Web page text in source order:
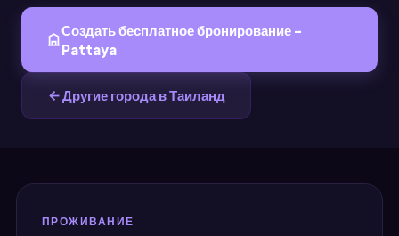
Создать бесплатное бронирование -
Pattaya
Другие города в Таиланд
ПРОЖИВАНИЕ